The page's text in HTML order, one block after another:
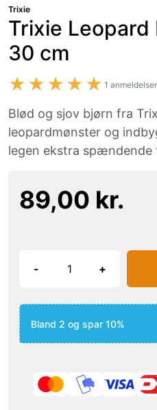
Trixie
Trixie Leopard
30 cm
★★★★★ 1 anmeldelser
Blød og sjov bjørn fra
leopardmønster og
legen ekstra spændende
89,00 kr.
- +
Bland 2 og spar 10%